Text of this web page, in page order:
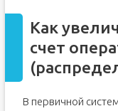
Как
счет
В первичной